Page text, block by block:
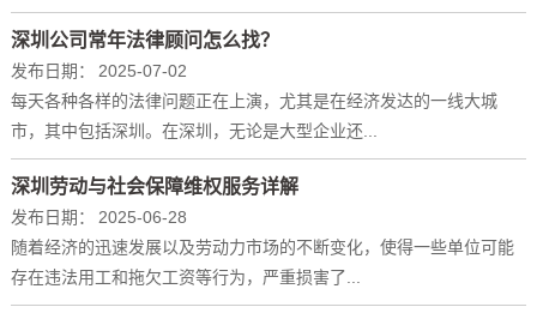
深圳公司常年法律顾问怎么找？
发布日期：
2025-07-02
每天各种各样的法律问题正在上演，尤其是在经济发达的一线大城
市，其中包括深圳。在深圳，无论是大型企业还...
深圳劳动与社会保障维权服务详解
发布日期：
2025-06-28
随着经济的迅速发展以及劳动力市场的不断变化，使得一些单位可能
存在违法用工和拖欠工资等行为，严重损害了...